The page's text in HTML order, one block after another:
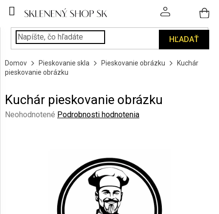
HĽADAŤ
POHÁRE
PODÁVANIE
NÁPOJOV
KUCHYŇA
A
Domov Pieskovanie skla Pieskovanie obrázku
Kuchár
pieskovanie obrázku
Kuchár pieskovanie obrázku
Priemerné
Neohodnotené Podrobnosti hodnotenia